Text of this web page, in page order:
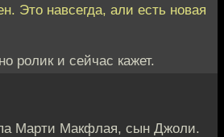
Это навсегда, али есть новая
ролик и сейчас кажет.
Марти Макфлая, сын Джоли.